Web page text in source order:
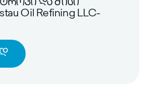
და მისი
Oil Refining LLC-